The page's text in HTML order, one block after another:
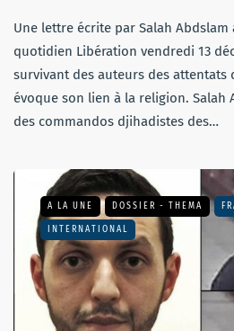
Une lettre écrite par Salah
quotidien Libération vendredi 13
survivant des auteurs des attentats
évoque son lien à la religion. Salah
des commandos djihadistes des…
A LA UNE DOSSIER - THEMA
INTERNATIONAL